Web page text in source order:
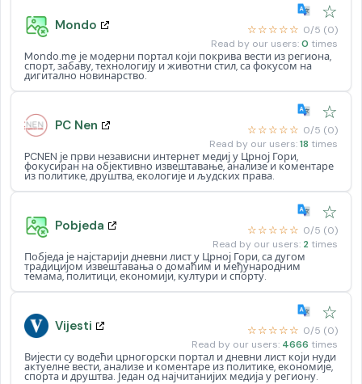
Mondo
☆
☆☆☆☆☆ 0/5 (0)
Read by our users:0 times
Mondo.me је модерни портал који покрива вести из региона,
спорт, забаву, технологију и животни стил, са фокусом на
дигитално новинарство.
PC Nen
☆
☆☆☆☆☆ 0/5 (0)
Read by our users:18 times
PCNEN је први независни интернет медиј у Црној Гори,
фокусиран на објективно извештавање, анализе и коментаре
из политике, друштва, екологије и људских права.
Pobjeda
☆
☆☆☆☆☆ 0/5 (0)
Read by our users: 2 times
Побједа је најстарији дневни лист у Црној Гори, са дугом
традицијом извештавања о домаћим и међународним
темама, политици, економији, култури и спорту.
Vijesti
☆
☆☆☆☆☆ 0/5 (0)
Read by our users: 4666 times
Вијести су водећи црногорски портал и дневни лист који нуди
актуелне вести, анализе и коментаре из политике, економије,
спорта и друштва. Један од најчитанијих медија у региону.